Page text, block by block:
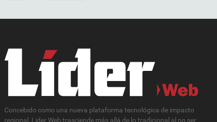
Concebido como una nueva plataforma tecnológica de impacto
regional, Lider Web trasciende más allá de lo tradicional al no ser